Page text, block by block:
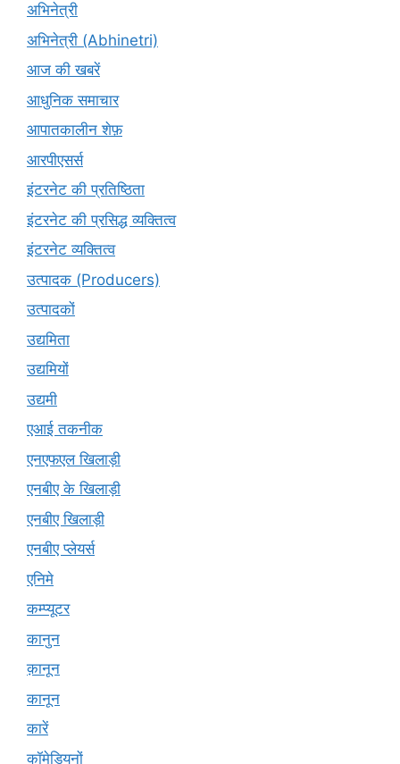
अभिनेत्री
अभिनेत्री (Abhinetri)
आज की खबरें
आधुनिक समाचार
आपातकालीन शेफ़
आरपीएसर्स
इंटरनेट की प्रतिष्ठिता
इंटरनेट की प्रसिद्ध व्यक्तित्व
इंटरनेट व्यक्तित्व
उत्पादक (Producers)
उत्पादकों
उद्यमिता
उद्यमियों
उद्यमी
एआई तकनीक
एनएफएल खिलाड़ी
एनबीए के खिलाड़ी
एनबीए खिलाड़ी
एनबीए प्लेयर्स
एनिमे
कम्प्यूटर
कानुन
क़ानून
कानून
कारें
कॉमेडियनों